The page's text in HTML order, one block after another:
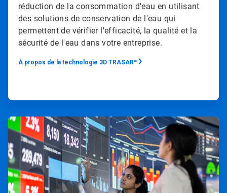
réduction de la consommation d'eau en utilisant
des solutions de conservation de l'eau qui
permettent de vérifier l'efficacité, la qualité et la
sécurité de l'eau dans votre entreprise.
À propos de la technologie 3D TRASAR™
ArticleTile
4
de
4